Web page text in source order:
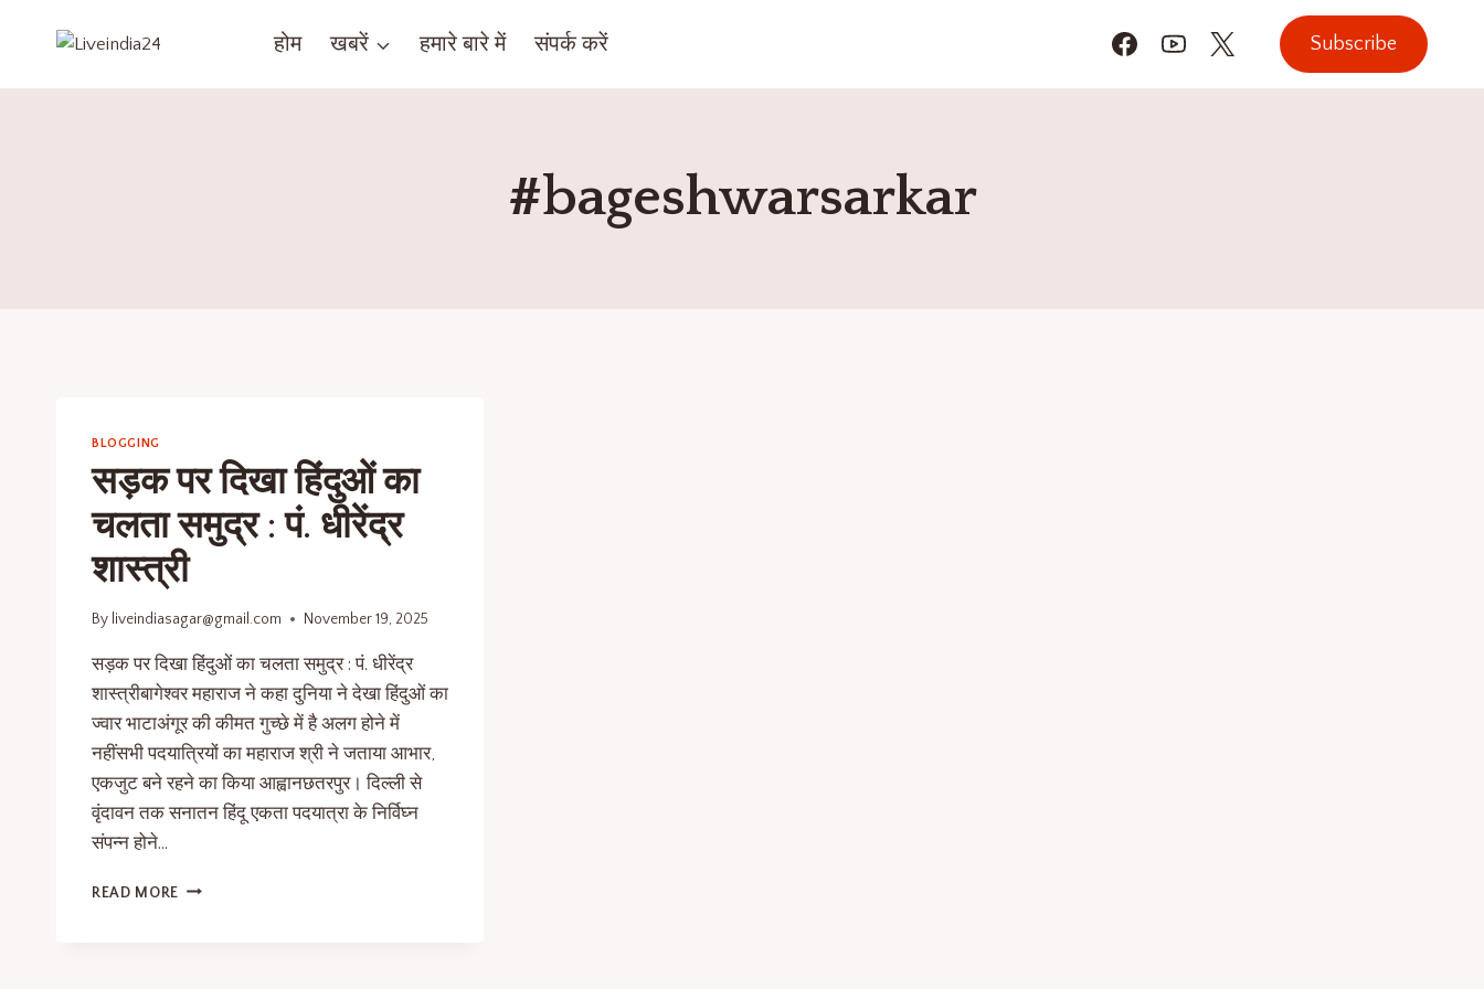
होम खबरें हमारे बारे में संपर्क करें Subscribe
#bageshwarsarkar
BLOGGING
सड़क पर दिखा हिंदुओं का
चलता समुद्र : पं. धीरेंद्र
शास्त्री
By liveindiasagar@gmail.com November 19, 2025
सड़क पर दिखा हिंदुओं का चलता समुद्र : पं. धीरेंद्र
शास्त्रीबागेश्वर महाराज ने कहा दुनिया ने देखा हिंदुओं का
ज्वार भाटाअंगूर की कीमत गुच्छे में है अलग होने में
नहींसभी पदयात्रियों का महाराज श्री ने जताया आभार,
एकजुट बने रहने का किया आह्वानछतरपुर। दिल्ली से
वृंदावन तक सनातन हिंदू एकता पदयात्रा के निर्विघ्न
संपन्न होने…
READ MORE